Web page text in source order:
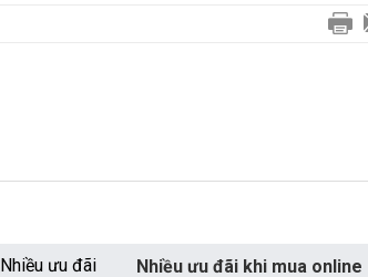
Nhiều ưu đãi khi mua online